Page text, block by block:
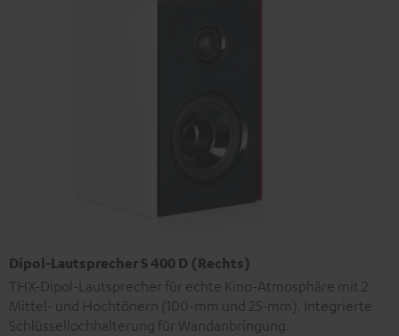
Dipol-Lautsprecher S 400 D (Rechts)
THX-Dipol-Lautsprecher für echte Kino-Atmosphäre mit 2
Mittel- und Hochtönern (100-mm und 25-mm). Integrierte
Schlüssellochhalterung für Wandanbringung.